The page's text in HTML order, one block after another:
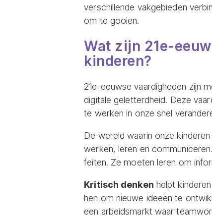
verschillende vakgebieden
om te gooien.
Wat zijn 21e-
kinderen?
21e-eeuwse vaardigheden zijn
digitale geletterdheid. Deze
te werken in onze snel
De wereld waarin onze
werken, leren en
feiten. Ze moeten leren om
Kritisch denken helpt
hen om nieuwe ideeën te
een arbeidsmarkt waar